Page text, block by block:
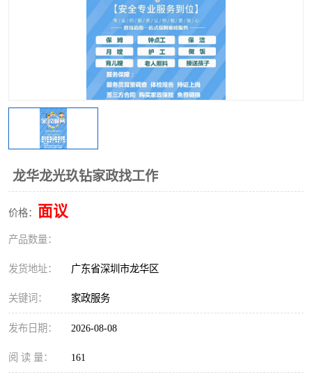
龙华龙光玖钻家政找工作
价格： 面议
产品数量：
发货地址： 广东省深圳市龙华区
关键词： 家政服务
发布日期： 2026-08-08
阅 读 量： 161